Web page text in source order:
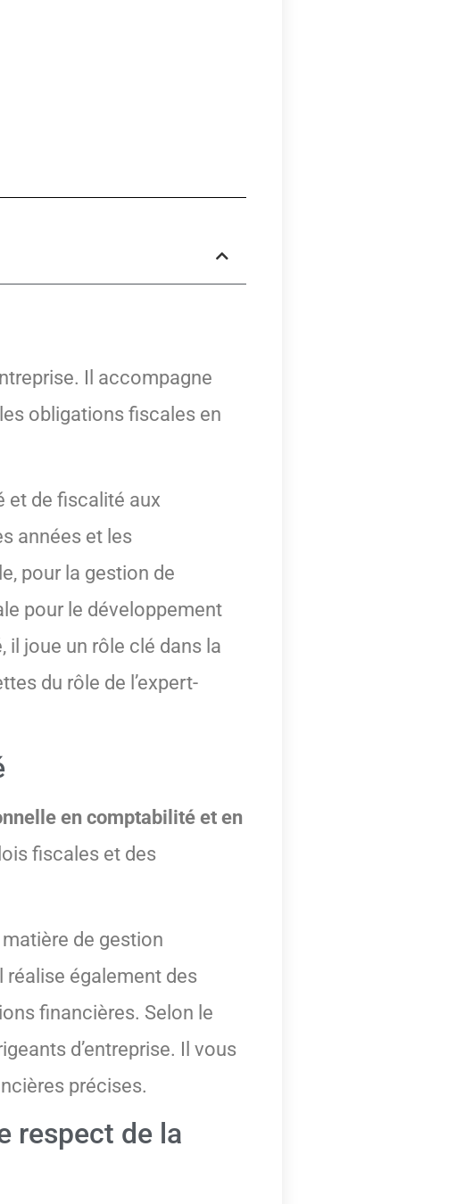
Il accompagne
obligations fiscales en
et de fiscalité aux
années et les
pour la gestion de
pour le développement
il joue un rôle clé dans la
du rôle de l’expert-
en comptabilité et en
fiscales et des
de gestion
également des
financières. Selon le
d’entreprise. Il vous
précises.
respect de la